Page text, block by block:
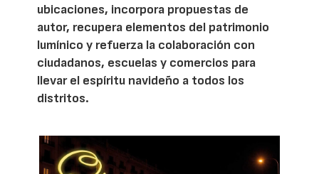
ubicaciones, incorpora propuestas de
autor, recupera elementos del patrimonio
lumínico y refuerza la colaboración con
ciudadanos, escuelas y comercios para
llevar el espíritu navideño a todos los
distritos.